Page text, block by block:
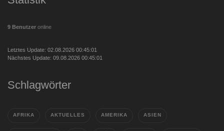
9 Benutzer online
Letztes Update: 02.08.2026 00:45:01
Nächstes Update: 09.08.2026 00:45:01
Schlagwörter
AFRIKA AKTUELLES AMERIKA ASIEN